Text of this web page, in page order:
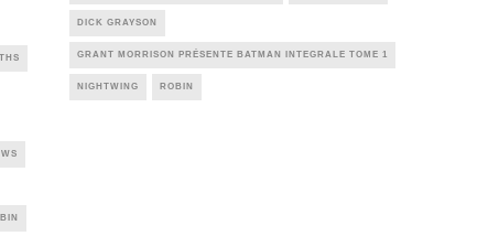
DICK GRAYSON
GRANT MORRISON PRÉSENTE BATMAN INTEGRALE TOME 1
NIGHTWING ROBIN